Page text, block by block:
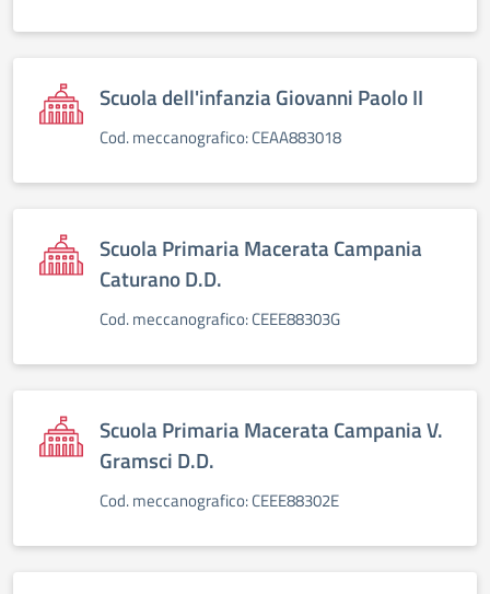
Scuola dell'infanzia Giovanni Paolo II
Cod. meccanografico: CEAA883018
Scuola Primaria Macerata Campania
Caturano D.D.
Cod. meccanografico: CEEE88303G
Scuola Primaria Macerata Campania V.
Gramsci D.D.
Cod. meccanografico: CEEE88302E